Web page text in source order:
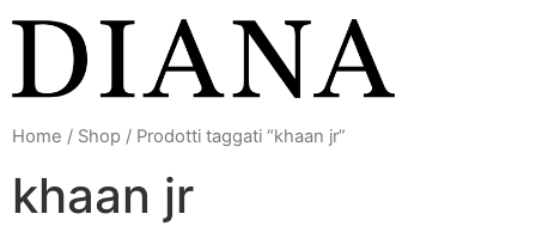
contenuto
Home / Shop / Prodotti taggati “khaan jr”
khaan jr